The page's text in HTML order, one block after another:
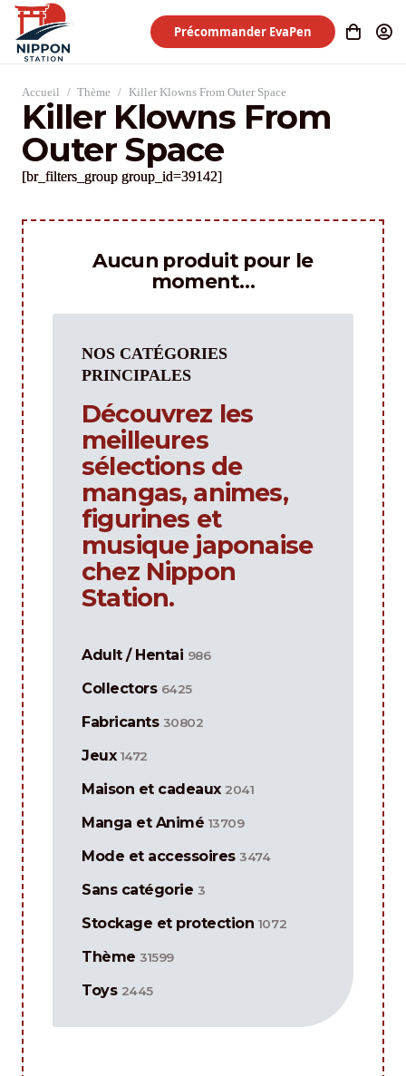
Précommander EvaPen
Accueil / Thème / Killer Klowns From Outer Space
Killer Klowns From
Outer Space
[br_filters_group group_id=39142]
Aucun produit pour le
moment…
NOS CATÉGORIES
PRINCIPALES
Découvrez les
meilleures
sélections de
mangas, animes,
figurines et
musique japonaise
chez Nippon
Station.
Adult / Hentai 986
Collectors 6425
Fabricants 30802
Jeux 1472
Maison et cadeaux 2041
Manga et Animé 13709
Mode et accessoires 3474
Sans catégorie 3
Stockage et protection 1072
Thème 31599
Toys 2445